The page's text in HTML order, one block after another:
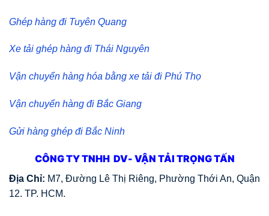
Ghép hàng đi Tuyên Quang
Xe tải ghép hàng đi Thái Nguyên
Vận chuyển hàng hóa bằng xe tải đi Phú Thọ
Vận chuyển hàng đi Bắc Giang
Gửi hàng ghép đi Bắc Ninh
CÔNG TY TNHH DV- VẬN TẢI TRỌNG TẤN
Địa Chỉ: M7, Đường Lê Thị Riêng, Phường Thới An, Quận
12. TP. HCM.